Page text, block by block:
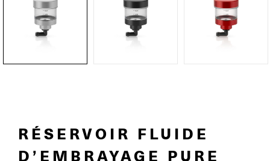
RÉSERVOIR FLUIDE
D’EMBRAYAGE PURE